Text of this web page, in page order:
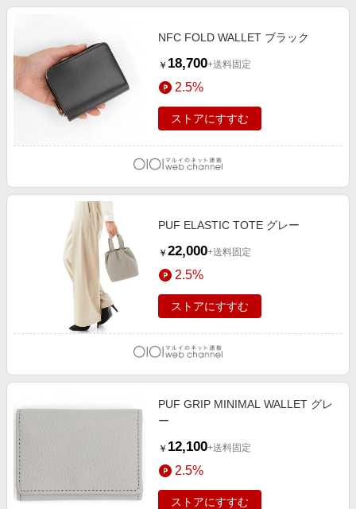
NFC FOLD WALLET ブラック
￥ 18,700+送料固定
2.5%
ストアにすすむ
PUF ELASTIC TOTE グレー
￥ 22,000+送料固定
2.5%
ストアにすすむ
PUF GRIP MINIMAL WALLET グレ
ー
￥ 12,100+送料固定
2.5%
ストアにすすむ